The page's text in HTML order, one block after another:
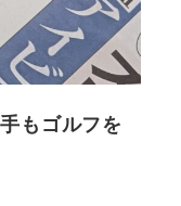
もゴルフを